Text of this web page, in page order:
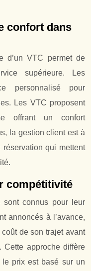
confort dans
d’un VTC permet de
supérieure. Les
personnalisé pour
Les VTC proposent
offrant un confort
la gestion client est à
qui mettent
compétitivité
sont connus pour leur
annoncés à l’avance,
de son trajet avant
Cette approche diffère
prix est basé sur un